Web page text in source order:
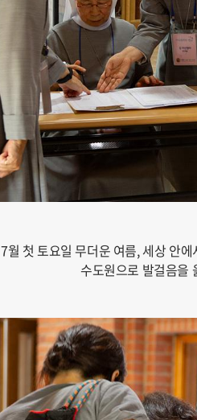
7월 첫 토요일 무더운 여름, 세상 안
수도원으로 발걸음을